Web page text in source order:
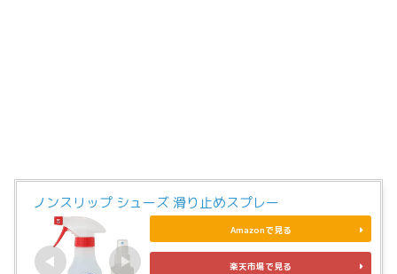
ノンスリップ シューズ 滑り止めスプレー
Amazonで見る
楽天市場で見る